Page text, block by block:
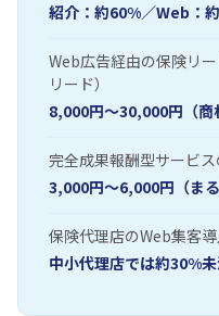
紹介：約60%／Web：
Web広告経由の保険リ
リード）
8,000円〜30,000円（商
完全成果報酬型サービ
3,000円〜6,000円（ま
保険代理店のWeb集客
中小代理店では約30%未